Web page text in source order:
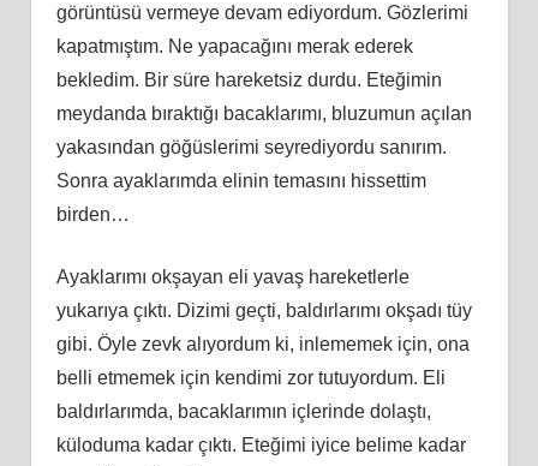
görüntüsü vermeye devam ediyordum. Gözlerimi
kapatmıştım. Ne yapacağını merak ederek
bekledim. Bir süre hareketsiz durdu. Eteğimin
meydanda bıraktığı bacaklarımı, bluzumun açılan
yakasından göğüslerimi seyrediyordu sanırım.
Sonra ayaklarımda elinin temasını hissettim
birden…
Ayaklarımı okşayan eli yavaş hareketlerle
yukarıya çıktı. Dizimi geçti, baldırlarımı okşadı tüy
gibi. Öyle zevk alıyordum ki, inlememek için, ona
belli etmemek için kendimi zor tutuyordum. Eli
baldırlarımda, bacaklarımın içlerinde dolaştı,
küloduma kadar çıktı. Eteğimi iyice belime kadar